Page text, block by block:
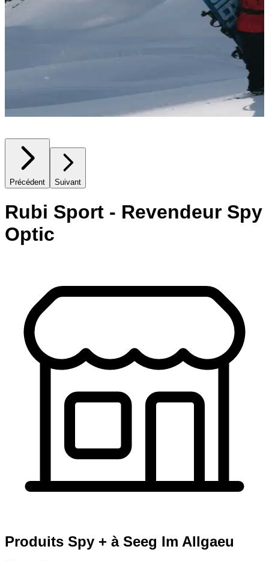
Précédent Suivant
Rubi Sport - Revendeur Spy
Optic
Produits Spy + à Seeg Im Allgaeu